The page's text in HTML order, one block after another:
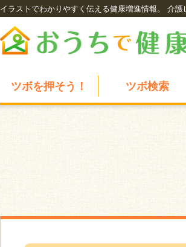
イラストでわかりやすく伝える健康増進情報。 介護
ツボを押そう！ ツボ検索